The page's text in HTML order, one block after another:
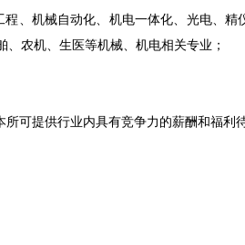
、机械自动化、机电一体化、光电、精
农机、生医等机械、机电相关专业；
可提供行业内具有竞争力的薪酬和福利待